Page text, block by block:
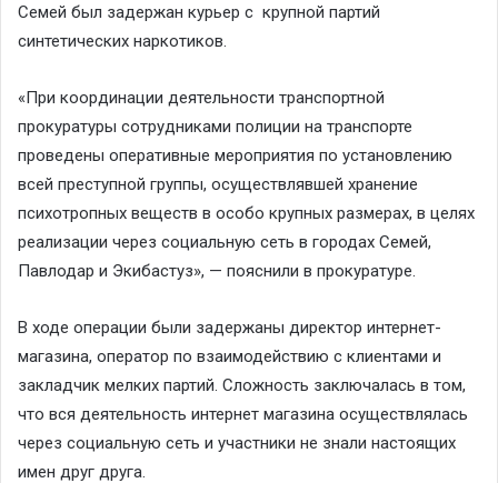
Семей был задержан курьер с крупной партий
синтетических наркотиков.
«При координации деятельности транспортной
прокуратуры сотрудниками полиции на транспорте
проведены оперативные мероприятия по установлению
всей преступной группы, осуществлявшей хранение
психотропных веществ в особо крупных размерах, в целях
реализации через социальную сеть в городах Семей,
Павлодар и Экибастуз», — пояснили в прокуратуре.
В ходе операции были задержаны директор интернет-
магазина, оператор по взаимодействию с клиентами и
закладчик мелких партий. Сложность заключалась в том,
что вся деятельность интернет магазина осуществлялась
через социальную сеть и участники не знали настоящих
имен друг друга.